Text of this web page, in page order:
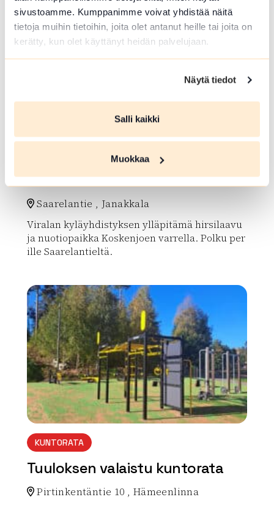
sivustoamme. Kumppanimme voivat yhdistää näitä
tietoja muihin tietoihin, joita olet antanut heille tai joita on
kerätty, kun olet käyttänyt heidän palvelujaan.
Näytä tiedot
Salli kaikki
Muokkaa
array(0) { }
LAAVU, KOTA TAI KAMMI
Viralan laavu
Saarelantie , Janakkala
Viralan kyläyhdistyksen ylläpitämä hirsilaavu
ja nuotiopaikka Koskenjoen varrella. Polku per
ille Saarelantieltä.
array(0) { }
KUNTORATA
Tuuloksen valaistu kuntorata
Pirtinkentäntie 10 , Hämeenlinna